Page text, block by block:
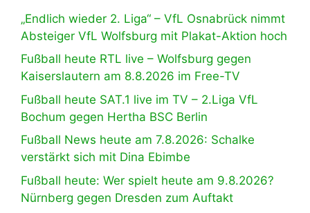
„Endlich wieder 2. Liga“ – VfL Osnabrück nimmt
Absteiger VfL Wolfsburg mit Plakat-Aktion hoch
Fußball heute RTL live – Wolfsburg gegen
Kaiserslautern am 8.8.2026 im Free-TV
Fußball heute SAT.1 live im TV – 2.Liga VfL
Bochum gegen Hertha BSC Berlin
Fußball News heute am 7.8.2026: Schalke
verstärkt sich mit Dina Ebimbe
Fußball heute: Wer spielt heute am 9.8.2026?
Nürnberg gegen Dresden zum Auftakt